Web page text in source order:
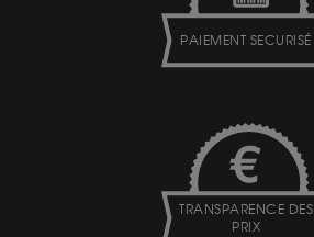
PAIEMENT SECURISÉ
TRANSPARENCE DES
PRIX